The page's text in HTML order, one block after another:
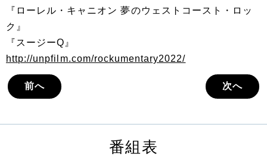
『ローレル・キャニオン 夢のウェストコースト・ロッ
ク』
『スージーQ』
http://unpfilm.com/rockumentary2022/
前へ 次へ
番組表